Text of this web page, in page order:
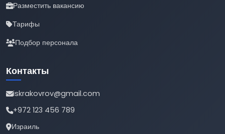
Разместить вакансию
Тарифы
Подбор персонала
Контакты
iskrakovrov@gmail.com
+972 123 456 789
Израиль